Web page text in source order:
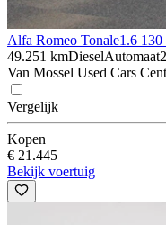
Alfa Romeo Tonale1.6
49.251 kmDieselAutomaat
Van Mossel Used Cars
Vergelijk
Kopen
€ 21.445
Bekijk voertuig